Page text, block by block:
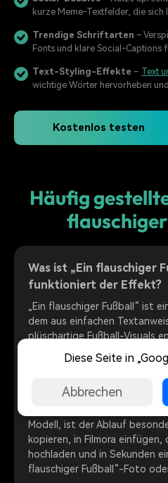
kurze Meme-Textfelder, die sich
Trendige Schriftarten –
Fonts und klare Social-Captions
Text-Styling-Effekte – Text
wichtige Wörter hervorheben
Kostenlos testen
Häufig
Was ist „Ein flauschiger
funktioniert der Effekt?
„Ein flauschiger Fußball“ ist
dem aus einfachen
plüschartige Fußball-Visuals
leiten AI-Bildgeneratoren
flauschige Oberflächen,
Media-taugliche Looks für
YouTube zu erzeugen. Mit
Funktion, unterstützt vom
Modell, ist der Ablauf
kopieren, in Filmora
hochladen und in Sekunden
flauschiger Fußball“-Foto
Diese Seite in
Abbrechen